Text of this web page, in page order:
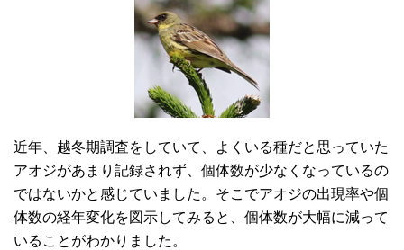
近年、越冬期調査をしていて、よくいる種だと思っていた
アオジがあまり記録されず、個体数が少なくなっているの
ではないかと感じていました。そこでアオジの出現率や個
体数の経年変化を図示してみると、個体数が大幅に減って
いることがわかりました。